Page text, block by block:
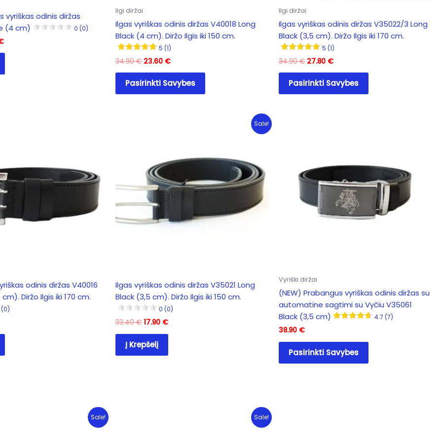
vyriškas odinis diržas
(4 cm)
0 (0)
Current
Ilgi diržai
Ilgas vyriškas odinis diržas V40018 Long
Black (4 cm). Diržo Ilgis iki 150 cm.
5 (1)
34.90€ Original
was:
34.90 €.
23.60 €Current
23.60 €.
Pasirinkti Savybes
This
may
chosen
on
product
Ilgi diržai
Ilgas vyriškas odinis diržas V35022/3 Long
Black (3,5 cm). Diržo Ilgis iki 170 cm.
5 (1)
34.90€ Original
was:
34.90 €.
27.80 €Current
27.80 €.
Pasirinkti Savybes
This
be
chosen
on
the
product
odinis diržas V40016
Diržo Ilgis iki 170 cm.
Sale!
Ilgas vyriškas odinis diržas V35021 Long
Black (3,5 cm). Diržo Ilgis iki 150 cm.
0 (0)
33.40€ Original
was:
33.40 €.
17.90 €Current
Į Krepšelį
Vyriški diržai
(NEW) Prabangus vyriškas odinis diržas su
automatine sagtimi su Vyčiu V35061
Black (3,5 cm)
4.7 (7)
38.90 €
Pasirinkti Savybes
This
Sale! Sale!